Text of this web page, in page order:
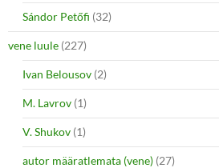
Sándor Petőfi (32)
vene luule (227)
Ivan Belousov (2)
M. Lavrov (1)
V. Shukov (1)
autor määratlemata (vene) (27)